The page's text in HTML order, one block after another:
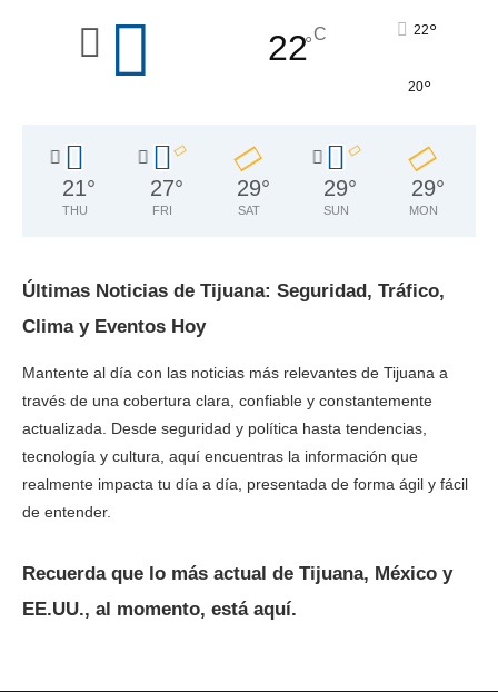
22°C 22°
20°
21°
THU
27°
FRI
29°
SAT
29°
SUN
29°
MON
Últimas Noticias de Tijuana: Seguridad, Tráfico,
Clima y Eventos Hoy
Mantente al día con las noticias más relevantes de Tijuana a
través de una cobertura clara, confiable y constantemente
actualizada. Desde seguridad y política hasta tendencias,
tecnología y cultura, aquí encuentras la información que
realmente impacta tu día a día, presentada de forma ágil y fácil
de entender.
Recuerda que lo más actual de Tijuana, México y
EE.UU., al momento, está aquí.